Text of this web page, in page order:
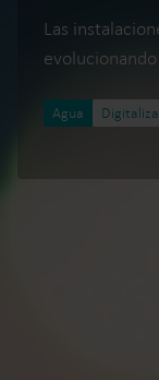
Las
Agua